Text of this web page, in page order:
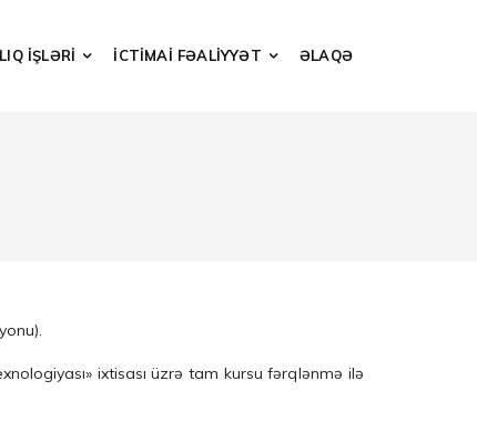
İŞLƏRİ İCTİMAİ FƏALİYYƏT ƏLAQƏ
ixtisası üzrə tam kursu fərqlənmə ilə